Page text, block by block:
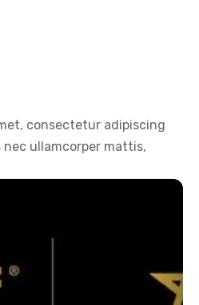
consectetur adipiscing
ullamcorper mattis,